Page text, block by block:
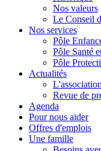
Nos valeurs
Le Conseil
Nos services
Pôle
Pôle Santé
Pôle
Actualités
L'association
Revue de
Agenda
Pour nous aider
Offres d'emplois
Une famille